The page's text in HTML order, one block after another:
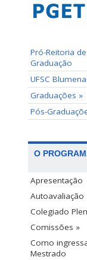
Pró-Reitoria
Graduação
UFSC
Graduações »
Pós-
O
Apresentação
Autoavaliação
Colegiado
Comissões »
Como
Mestrado